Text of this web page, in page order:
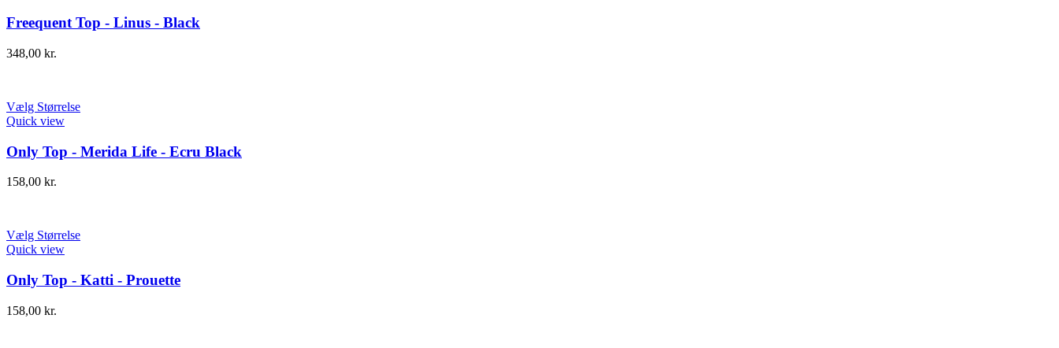
Freequent Top - Linus - Black
348,00 kr.
Vælg Størrelse
Quick view
Only Top - Merida Life - Ecru Black
158,00 kr.
Vælg Størrelse
Quick view
Only Top - Katti - Prouette
158,00 kr.